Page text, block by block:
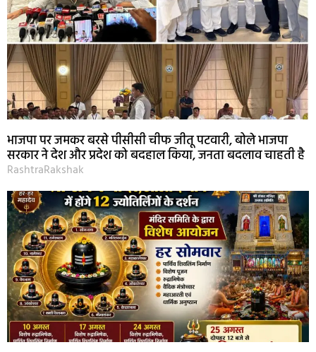
भाजपा पर जमकर बरसे पीसीसी चीफ जीतू पटवारी, बोले भाजपा
सरकार ने देश और प्रदेश को बदहाल किया, जनता बदलाव चाहती है
RashtraRakshak